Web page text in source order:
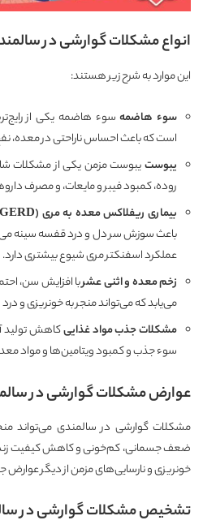
انواع مشکلات گوارشی در
این موارد به شرح زیر هستند:
سوء هاضمه سوء هاضمه یکی از
است که باعث احساس ناراحتی در معده،
یبوستیبوست مزمن یکی از مشکلات
روده، کمبود فیبر و مایعات، و مصرف
بیماری ریفلاکس معده به مری (GERD)
باعث سوزش سر دل و درد قفسه سینه
عملکرد اسفنکتر مری شیوع بیشتری دارد.
زخم معده و اثنی عشربا افزایش سن،
می‌یابد که می‌تواند منجر به خونریزی و
مشکلات جذب مواد غذاییکاهش تولید
سوء جذب و کمبود ویتامین‌ها و مواد
عوارض مشکلات گوارشی در
مشکلات گوارشی در سالمندی می‌تواند
ضعف جسمانی، کم‌خونی و کاهش کیفیت
خونریزی و نارسایی‌های مزمن از دیگر
تشخیص مشکلات گوارشی در